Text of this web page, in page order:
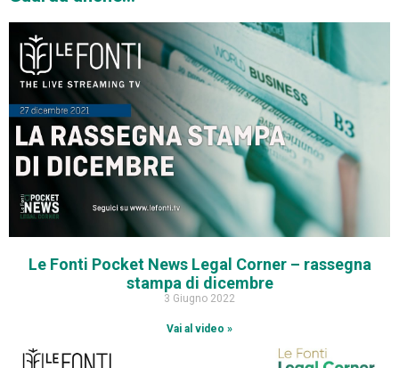
Le Fonti Pocket News Legal Corner – rassegna
stampa di dicembre
3 Giugno 2022
Vai al video »